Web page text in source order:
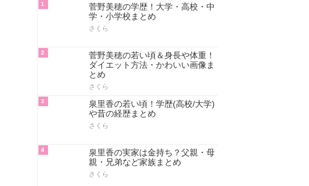
1
菅野美穂の学歴！大学・高校・中
学・小学校まとめ
さくら
2
菅野美穂の若い頃＆身長や体重！
ダイエット方法・かわいい画像ま
とめ
さくら
3
泉里香の若い頃！学歴(高校/大学)
や昔の経歴まとめ
さくら
4
泉里香の実家は金持ち？父親・母
親・兄弟など家族まとめ
さくら